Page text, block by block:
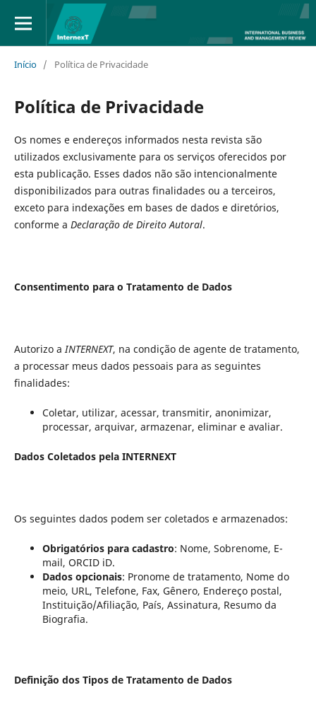
Início / Política de Privacidade
Política de Privacidade
Os nomes e endereços informados nesta revista são
utilizados exclusivamente para os serviços oferecidos por
esta publicação. Esses dados não são intencionalmente
disponibilizados para outras finalidades ou a terceiros,
exceto para indexações em bases de dados e diretórios,
conforme a Declaração de Direito Autoral.
Consentimento para o Tratamento de Dados
Autorizo aINTERNEXT, na condição de agente de tratamento,
a processar meus dados pessoais para as seguintes
finalidades:
Coletar, utilizar, acessar, transmitir, anonimizar,
processar, arquivar, armazenar, eliminar e avaliar.
Dados Coletados pela INTERNEXT
Os seguintes dados podem ser coletados e armazenados:
Obrigatórios para cadastro: Nome, Sobrenome, E-
mail, ORCID iD.
Dados opcionais: Pronome de tratamento, Nome do
meio, URL, Telefone, Fax, Gênero, Endereço postal,
Instituição/Afiliação, País, Assinatura, Resumo da
Biografia.
Definição dos Tipos de Tratamento de Dados